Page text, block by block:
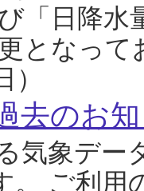
「日降
となっ
去のお
気象デー
。 ご利用